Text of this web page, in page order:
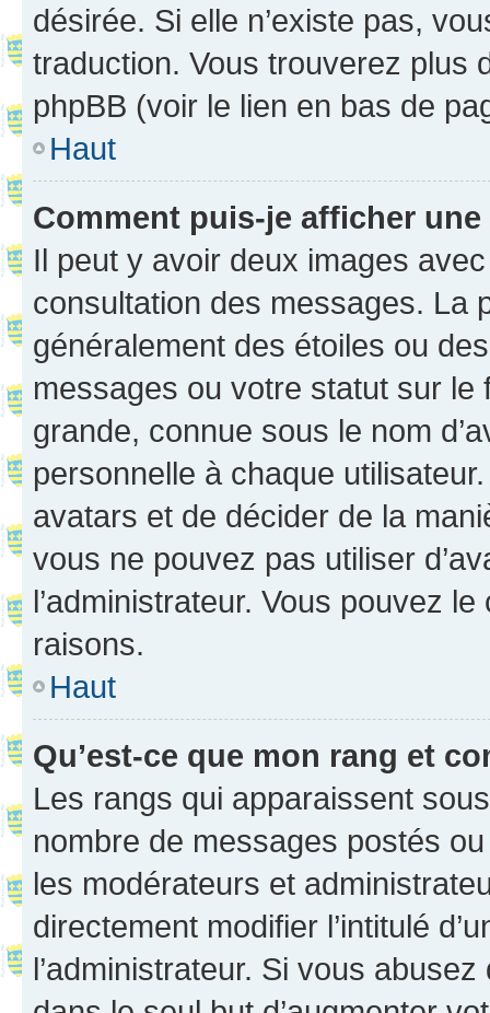
désirée. Si elle n’existe pas,
traduction. Vous trouverez plus
phpBB (voir le lien en bas de
Haut
Comment puis-je afficher
Il peut y avoir deux images
consultation des messages. La
généralement des étoiles ou
messages ou votre statut sur
grande, connue sous le nom
personnelle à chaque utilisateur.
avatars et de décider de la
vous ne pouvez pas utiliser
l’administrateur. Vous pouvez
raisons.
Haut
Qu’est-ce que mon rang et
Les rangs qui apparaissent
nombre de messages postés
les modérateurs et
directement modifier l’intitulé
l’administrateur. Si vous